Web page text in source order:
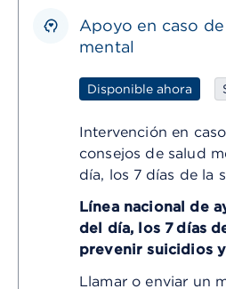
Apoyo en caso
mental
Disponible ahora
Intervención en
consejos de salud
día, los 7 días de la
Línea nacional de
del día, los 7 días
prevenir suicidios
Llamar o enviar un